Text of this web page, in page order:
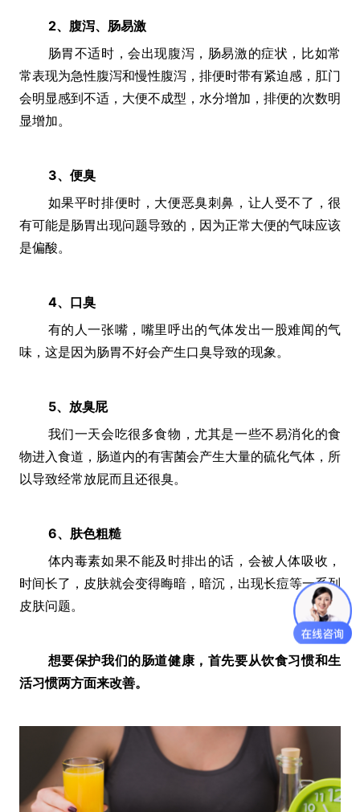
2、腹泻、肠易激
肠胃不适时，会出现腹泻，肠易激的症状，比如常
常表现为急性腹泻和慢性腹泻，排便时带有紧迫感，肛门
会明显感到不适，大便不成型，水分增加，排便的次数明
显增加。
3、便臭
如果平时排便时，大便恶臭刺鼻，让人受不了，很
有可能是肠胃出现问题导致的，因为正常大便的气味应该
是偏酸。
4、口臭
有的人一张嘴，嘴里呼出的气体发出一股难闻的气
味，这是因为肠胃不好会产生口臭导致的现象。
5、放臭屁
我们一天会吃很多食物，尤其是一些不易消化的食
物进入食道，肠道内的有害菌会产生大量的硫化气体，所
以导致经常放屁而且还很臭。
6、肤色粗糙
体内毒素如果不能及时排出的话，会被人体吸收，
时间长了，皮肤就会变得晦暗，暗沉，出现长痘等一系列
皮肤问题。
想要保护我们的肠道健康，首先要从饮食习惯和生
活习惯两方面来改善。